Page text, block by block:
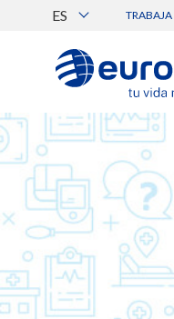
ES